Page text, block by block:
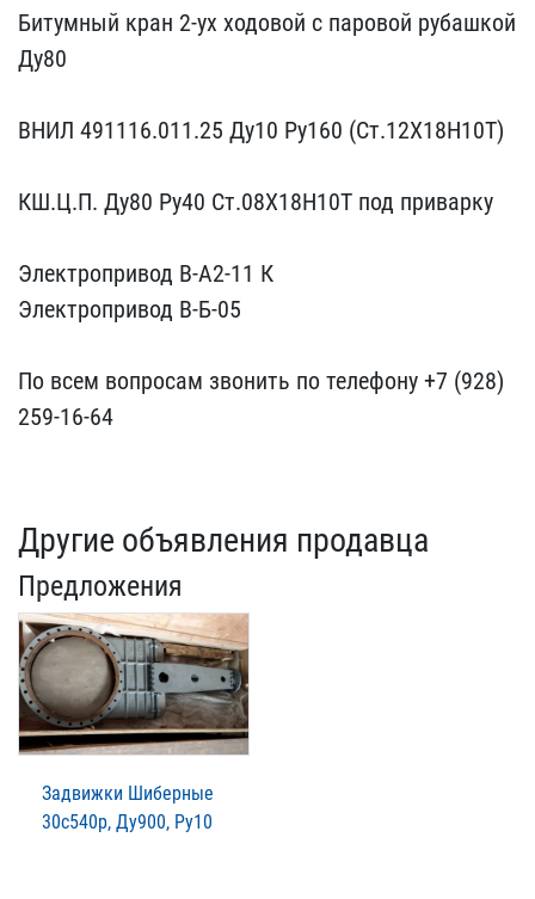
Биту​мный кран 2-ух ходовой с​ паровой рубашкой
Ду80
ВНИЛ 491116.011.25 Ду1​0 Ру160 (Ст.12Х18Н10Т)
КШ.Ц.П. Ду80 Ру40 Ст.0​8Х18Н10Т под приварку
Электропривод В-А2-11 К​
Электропривод В-Б-05
По всем вопросам звони​ть по телефону +7 (928) ​
259-16-64
Другие объявления продавца
Предложения
Задвижки Шиберные
30с540р, Ду900, Ру10